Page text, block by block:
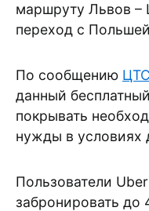
маршруту Львов –
переход с
По сообщению ЦТС
данный
покрывать
нужды в условиях
Пользователи
забронировать до